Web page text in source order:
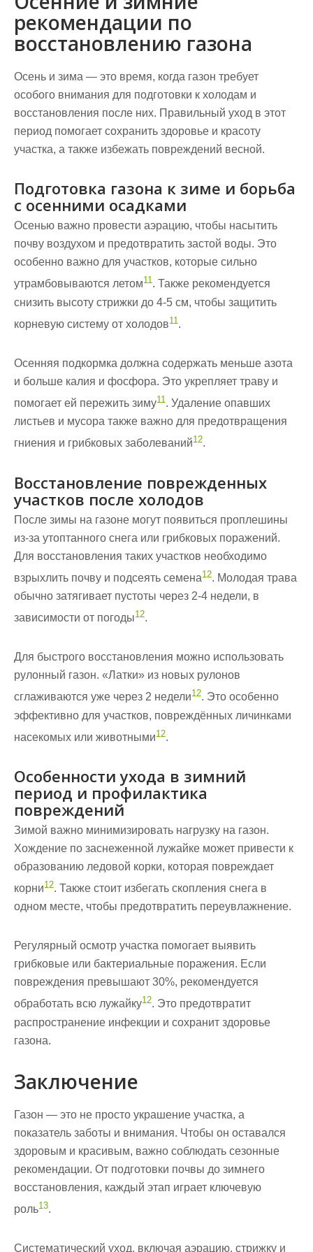
рекомендации по
восстановлению газона
Осень и зима — это время, когда газон требует
особого внимания для подготовки к холодам и
восстановления после них. Правильный уход в этот
период помогает сохранить здоровье и красоту
участка, а также избежать повреждений весной.
Подготовка газона к зиме и борьба
с осенними осадками
Осенью важно провести аэрацию, чтобы насытить
почву воздухом и предотвратить застой воды. Это
особенно важно для участков, которые сильно
утрамбовываются летом11. Также рекомендуется
снизить высоту стрижки до 4-5 см, чтобы защитить
корневую систему от холодов11 .
Осенняя подкормка должна содержать меньше азота
и больше калия и фосфора. Это укрепляет траву и
помогает ей пережить зиму11 . Удаление опавших
листьев и мусора также важно для предотвращения
гниения и грибковых заболеваний12.
Восстановление поврежденных
участков после холодов
После зимы на газоне могут появиться проплешины
из-за утоптанного снега или грибковых поражений.
Для восстановления таких участков необходимо
взрыхлить почву и подсеять семена12. Молодая трава
обычно затягивает пустоты через 2-4 недели, в
зависимости от погоды12.
Для быстрого восстановления можно использовать
рулонный газон. «Латки» из новых рулонов
сглаживаются уже через 2 недели12. Это особенно
эффективно для участков, повреждённых личинками
насекомых или животными12.
Особенности ухода в зимний
период и профилактика
повреждений
Зимой важно минимизировать нагрузку на газон.
Хождение по заснеженной лужайке может привести к
образованию ледовой корки, которая повреждает
корни12. Также стоит избегать скопления снега в
одном месте, чтобы предотвратить переувлажнение.
Регулярный осмотр участка помогает выявить
грибковые или бактериальные поражения. Если
повреждения превышают 30%, рекомендуется
обработать всю лужайку12. Это предотвратит
распространение инфекции и сохранит здоровье
газона.
Заключение
Газон — это не просто украшение участка, а
показатель заботы и внимания. Чтобы он оставался
здоровым и красивым, важно соблюдать сезонные
рекомендации. От подготовки почвы до зимнего
восстановления, каждый этап играет ключевую
роль13.
Систематический уход, включая аэрацию, стрижку и